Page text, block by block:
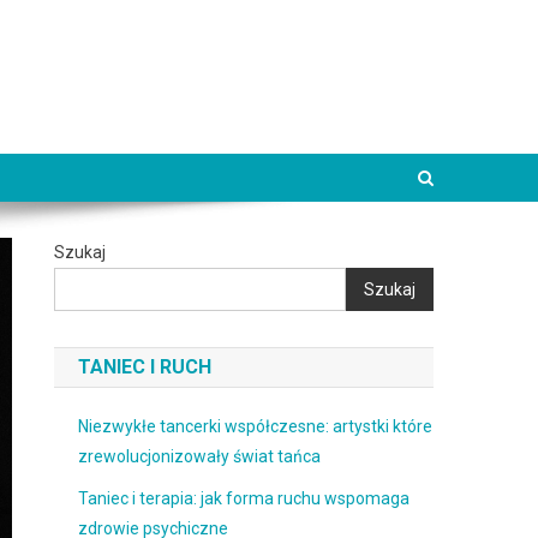
Szukaj
Szukaj
TANIEC I RUCH
Niezwykłe tancerki współczesne: artystki które
zrewolucjonizowały świat tańca
Taniec i terapia: jak forma ruchu wspomaga
zdrowie psychiczne